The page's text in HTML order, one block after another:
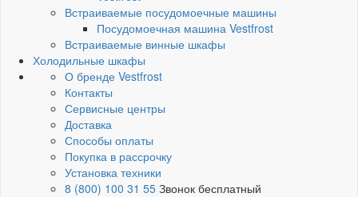
Встраиваемые посудомоечные машины
Посудомоечная машина Vestfrost
Встраиваемые винные шкафы
Холодильные шкафы
О бренде Vestfrost
Контакты
Сервисные центры
Доставка
Способы оплаты
Покупка в рассрочку
Установка техники
8 (800) 100 31 55 Звонок бесплатный